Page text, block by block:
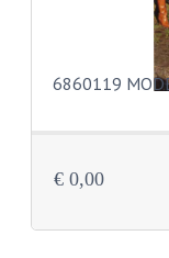
6860119
€ 0,00